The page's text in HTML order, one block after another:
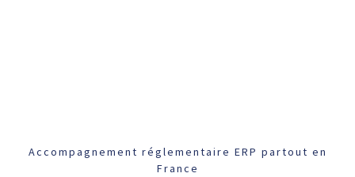
Accompagnement réglementaire ERP partout en
France